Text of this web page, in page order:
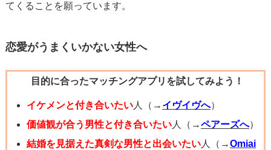
てくることを願っています。
恋愛がうまくいかない女性へ
目的に合ったマッチングアプリを試してみよう！
イケメンと付き合いたい人（→ イヴイヴへ）
価値観が合う男性と付き合いたい人（→ペアーズへ）
結婚を見据えた真剣な男性と出会いたい人（→Omiai